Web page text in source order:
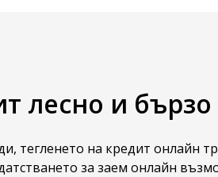
лесно и бързо
тегленето на кредит онлайн
за заем онлайн